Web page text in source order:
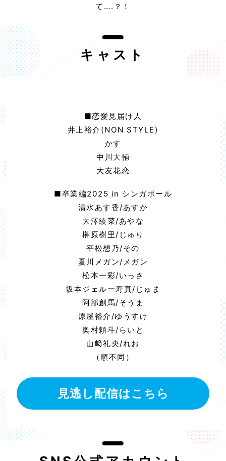
て….？！
キャスト
■恋愛見届け人
井上裕介(NON STYLE)
かす
中川大輔
大友花恋
■卒業編2025 in シンガポール
清水あす香/あすか
大澤綾菜/あやな
榊原樹里/じゅり
平松想乃/その
夏川メガン/メガン
松本一彩/いっさ
坂本ジェルー寿真/じゅま
阿部創馬/そうま
原屋裕介/ゆうすけ
奥村頼斗/らいと
山﨑礼央/れお
（順不同）
見逃し配信はこちら